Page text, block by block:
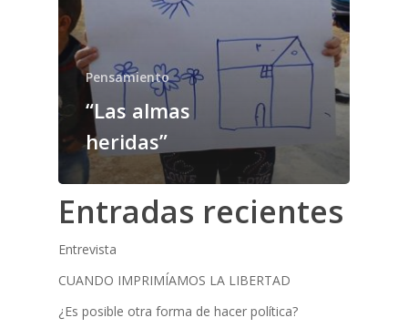
Pensamiento
“Las almas
heridas”
Entradas recientes
Entrevista
CUANDO IMPRIMÍAMOS LA LIBERTAD
¿Es posible otra forma de hacer política?